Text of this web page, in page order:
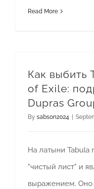
Read More
Как выбить
of Exile:
Dupras
By sabson2024
На латыни Tabula
"чистый лист" и
выражением. Оно